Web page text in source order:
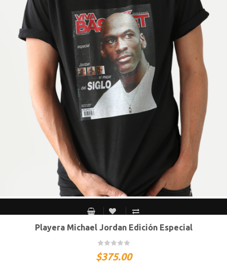
CH M G XG XXG
Playera Michael Jordan Edición Especial
$375.00